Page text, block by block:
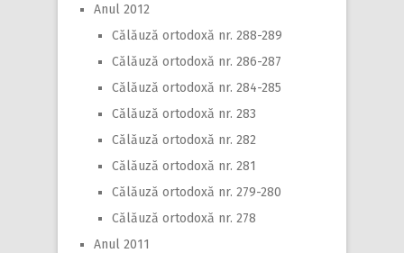
Anul 2012
Călăuză ortodoxă nr. 288-289
Călăuză ortodoxă nr. 286-287
Călăuză ortodoxă nr. 284-285
Călăuză ortodoxă nr. 283
Călăuză ortodoxă nr. 282
Călăuză ortodoxă nr. 281
Călăuză ortodoxă nr. 279-280
Călăuză ortodoxă nr. 278
Anul 2011